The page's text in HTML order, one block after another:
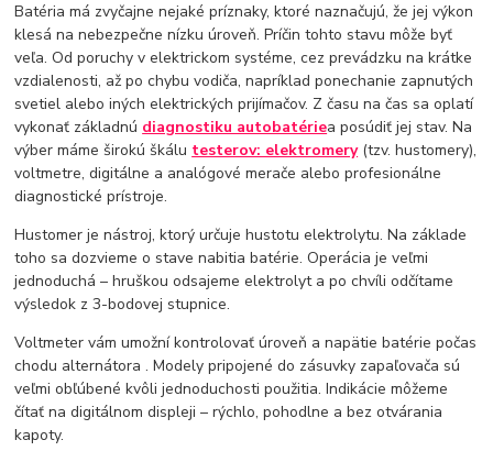
Batéria má zvyčajne nejaké príznaky, ktoré naznačujú, že jej výkon
klesá na nebezpečne nízku úroveň. Príčin tohto stavu môže byť
veľa. Od poruchy v elektrickom systéme, cez prevádzku na krátke
vzdialenosti, až po chybu vodiča, napríklad ponechanie zapnutých
svetiel alebo iných elektrických prijímačov. Z času na čas sa oplatí
vykonať základnú diagnostiku autobatériea posúdiť jej stav. Na
výber máme širokú škálu testerov: elektromery(tzv. hustomery),
voltmetre, digitálne a analógové merače alebo profesionálne
diagnostické prístroje.
Hustomer je nástroj, ktorý určuje hustotu elektrolytu. Na základe
toho sa dozvieme o stave nabitia batérie. Operácia je veľmi
jednoduchá – hruškou odsajeme elektrolyt a po chvíli odčítame
výsledok z 3-bodovej stupnice.
Voltmeter vám umožní kontrolovať úroveň a napätie batérie počas
chodu alternátora . Modely pripojené do zásuvky zapaľovača sú
veľmi obľúbené kvôli jednoduchosti použitia. Indikácie môžeme
čítať na digitálnom displeji – rýchlo, pohodlne a bez otvárania
kapoty.